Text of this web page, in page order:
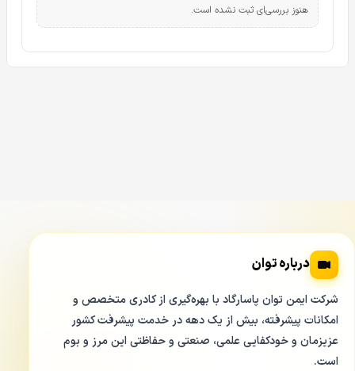
باشد. گفتنی است که این دوربین داهوا دارای قابلیت IK۱۰ در
ضد آب و ضد گرد و غبار بودن این دوربین است به طوریکه اگر
دقیقه در برابر نفوذ آب مقاومت داشته باشد.
ویژگی ePOE در دوربین مداربسته تحت شبکه داهوا
DH-IPC-HFW5231EP-ZE
هنوز بررسی‌ای ثبت نشده است.
درباره توان
شرکت ایمن توان پاسارگاد با بهره‌گیری از کادری متخصص و
امکانات پیشرفته، بیش از یک دهه در خدمت پیشرفت کشور
عزیزمان و خودکفایی علمی، صنعتی و حفاظتی این مرز و بوم
است.